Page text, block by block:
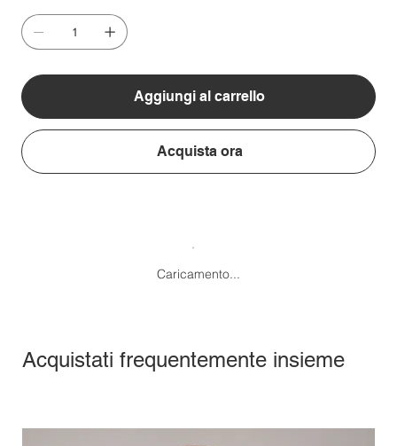
Aggiungi al carrello
Acquista ora
Caricamento...
Acquistati frequentemente insieme